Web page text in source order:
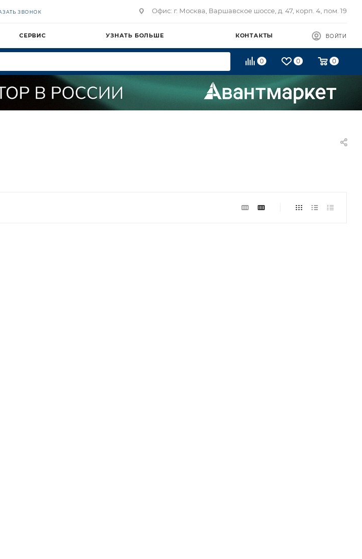
ЗВОНОК Офис: г. Москва, Варшавское шоссе, д. 47, корп. 4, пом. 19
СЕРВИС УЗНАТЬ БОЛЬШЕ КОНТАКТЫ ВОЙТИ
0 0 0